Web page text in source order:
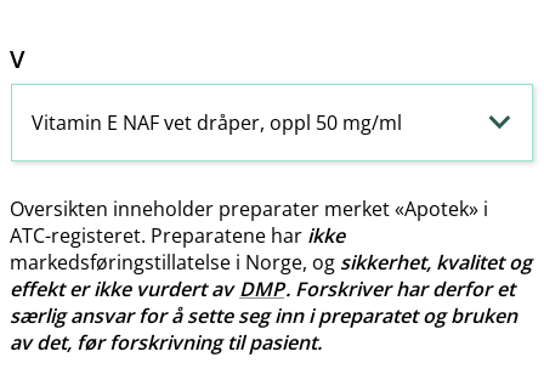
V
Vitamin E NAF vet dråper, oppl 50 mg/ml
Oversikten inneholder preparater merket «Apotek» i
ATC-registeret. Preparatene har ikke
markedsføringstillatelse i Norge, og sikkerhet, kvalitet og
effekt er ikke vurdert avDMP. Forskriver har derfor et
særlig ansvar for å sette seg inn i preparatet og bruken
av det, før forskrivning til pasient.